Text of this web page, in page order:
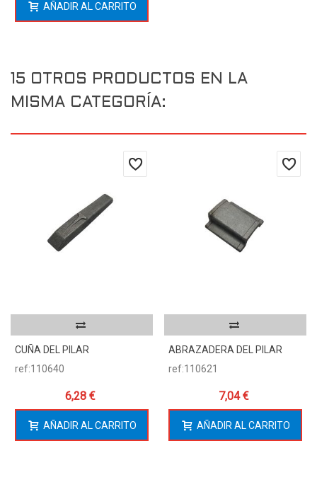
AÑADIR AL CARRITO
15 OTROS PRODUCTOS EN LA
MISMA CATEGORÍA:
CUÑA DEL PILAR
ref:110640
6,28 €
AÑADIR AL CARRITO
ABRAZADERA DEL PILAR
ref:110621
7,04 €
AÑADIR AL CARRITO